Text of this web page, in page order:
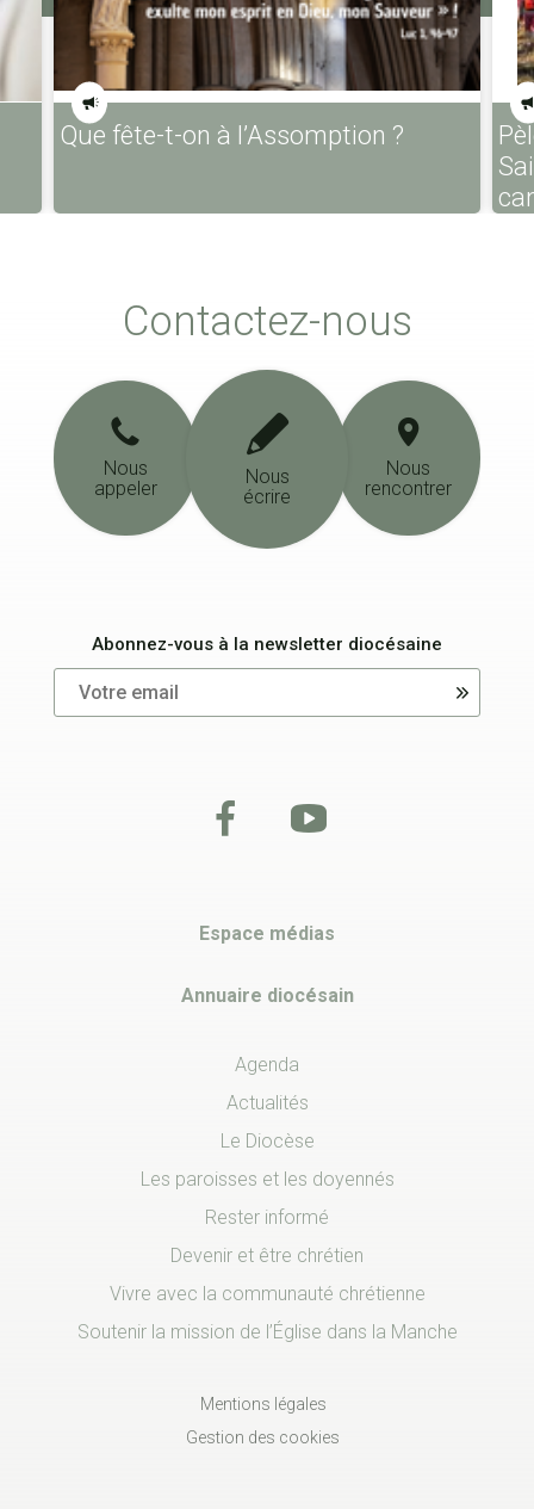
Que fête-t-on à l’Assomption ?
Contactez-nous
Nous
appeler
Nous
écrire
Nous
rencontrer
Abonnez-vous à la newsletter diocésaine
Espace médias
Annuaire diocésain
Agenda
Actualités
Le Diocèse
Les paroisses et les doyennés
Rester informé
Devenir et être chrétien
Vivre avec la communauté chrétienne
Soutenir la mission de l’Église dans la Manche
Mentions légales
Gestion des cookies